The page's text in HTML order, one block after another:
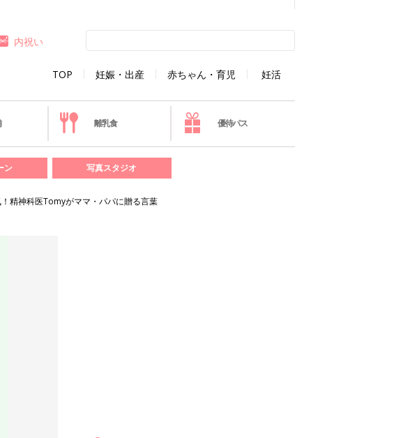
TOP 妊娠・出産 赤ちゃん・育児 妊活
内祝い
離乳食 優待パス
ン 写真スタジオ
精神科医Tomyがママ・パパに贈る言葉